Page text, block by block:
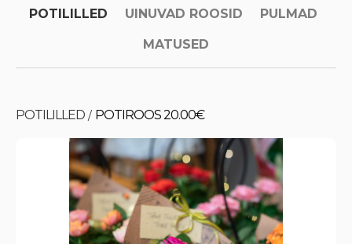
POTILILLED UINUVAD ROOSID PULMAD
MATUSED
POTILILLED / POTIROOS 20.00€